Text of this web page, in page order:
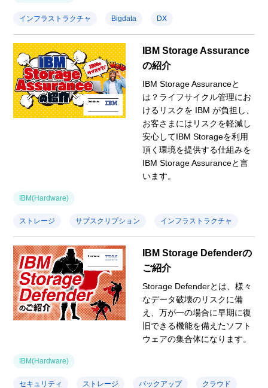
インフラストラクチャ Bigdata DX
IBM Storage Assurance
の紹介
IBM Storage Assuranceと
は？ライフサイクル管理にお
けるリスクを IBM が負担し、
お客さまにはリスクを軽減し
安心してIBM Storageを利用
頂く環境を提供する仕組みを
IBM Storage Assuranceと言
います。
IBM(Hardware)
ストレージ サブスクリプション インフラストラクチャ
IBM Storage Defenderの
ご紹介
Storage Defenderとは、様々
なデータ破壊のリスクに備
え、万が一の場合に早期に復
旧できる機能を備えたソフト
ウェアの集合体になります。
IBM(Hardware)
セキュリティ ストレージ バックアップ クラウド